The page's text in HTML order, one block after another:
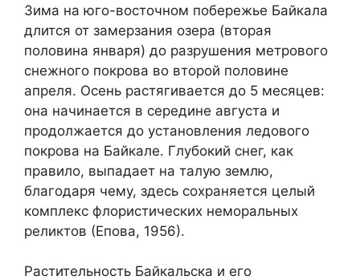
Зима на юго-восточном побережье Байкала
длится от замерзания озера (вторая
половина января) до разрушения метрового
снежного покрова во второй половине
апреля. Осень растягивается до 5 месяцев:
она начинается в середине августа и
продолжается до установления ледового
покрова на Байкале. Глубокий снег, как
правило, выпадает на талую землю,
благодаря чему, здесь сохраняется целый
комплекс флористических неморальных
реликтов (Епова, 1956).
Растительность Байкальска и его